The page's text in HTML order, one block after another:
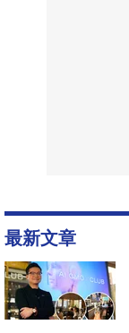
最新文章